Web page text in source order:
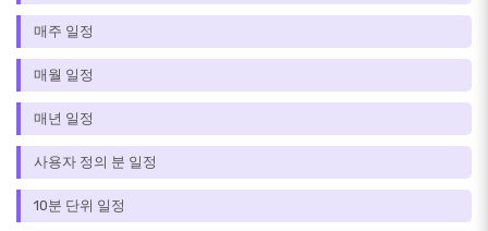
매주 일정
매월 일정
매년 일정
사용자 정의 분 일정
10분 단위 일정